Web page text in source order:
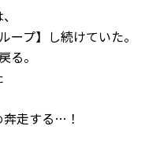
プ】し続けていた。
る。
走する…！